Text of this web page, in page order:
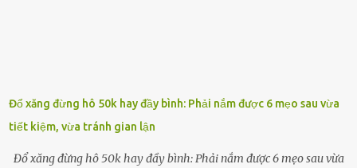
Đổ xăng đừng hô 50k hay đầy bình: Phải nắm được 6 mẹo sau vừa
tiết kiệm, vừa tránh gian lận
Đổ xăng đừng hô 50k hay đầy bình: Phải nắm được 6 mẹo sau vừa